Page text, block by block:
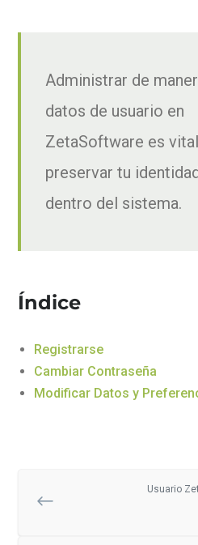
Administrar de
datos de usuario en
ZetaSoftware es
preservar tu
dentro del sistema.
Índice
Registrarse
Cambiar Contraseña
Modificar Datos y
Usuario